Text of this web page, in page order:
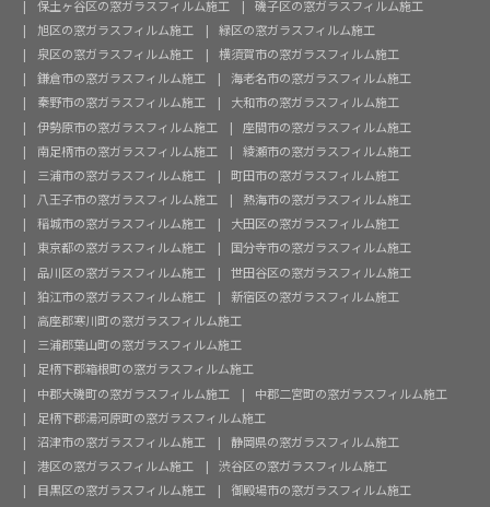
保土ヶ谷区の窓ガラスフィルム施工
磯子区の窓ガラスフィルム施工
旭区の窓ガラスフィルム施工
緑区の窓ガラスフィルム施工
泉区の窓ガラスフィルム施工
横須賀市の窓ガラスフィルム施工
鎌倉市の窓ガラスフィルム施工
海老名市の窓ガラスフィルム施工
秦野市の窓ガラスフィルム施工
大和市の窓ガラスフィルム施工
伊勢原市の窓ガラスフィルム施工
座間市の窓ガラスフィルム施工
南足柄市の窓ガラスフィルム施工
綾瀬市の窓ガラスフィルム施工
三浦市の窓ガラスフィルム施工
町田市の窓ガラスフィルム施工
八王子市の窓ガラスフィルム施工
熱海市の窓ガラスフィルム施工
稲城市の窓ガラスフィルム施工
大田区の窓ガラスフィルム施工
東京都の窓ガラスフィルム施工
国分寺市の窓ガラスフィルム施工
品川区の窓ガラスフィルム施工
世田谷区の窓ガラスフィルム施工
狛江市の窓ガラスフィルム施工
新宿区の窓ガラスフィルム施工
高座郡寒川町の窓ガラスフィルム施工
三浦郡葉山町の窓ガラスフィルム施工
足柄下郡箱根町の窓ガラスフィルム施工
中郡大磯町の窓ガラスフィルム施工
中郡二宮町の窓ガラスフィルム施工
足柄下郡湯河原町の窓ガラスフィルム施工
沼津市の窓ガラスフィルム施工
静岡県の窓ガラスフィルム施工
港区の窓ガラスフィルム施工
渋谷区の窓ガラスフィルム施工
目黒区の窓ガラスフィルム施工
御殿場市の窓ガラスフィルム施工